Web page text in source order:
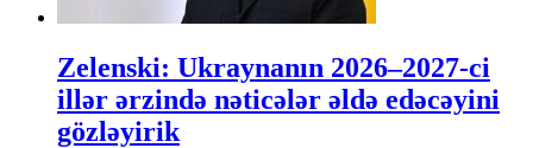
Zelenski: Ukraynanın 2026–2027-ci
illər ərzində nəticələr əldə edəcəyini
gözləyirik